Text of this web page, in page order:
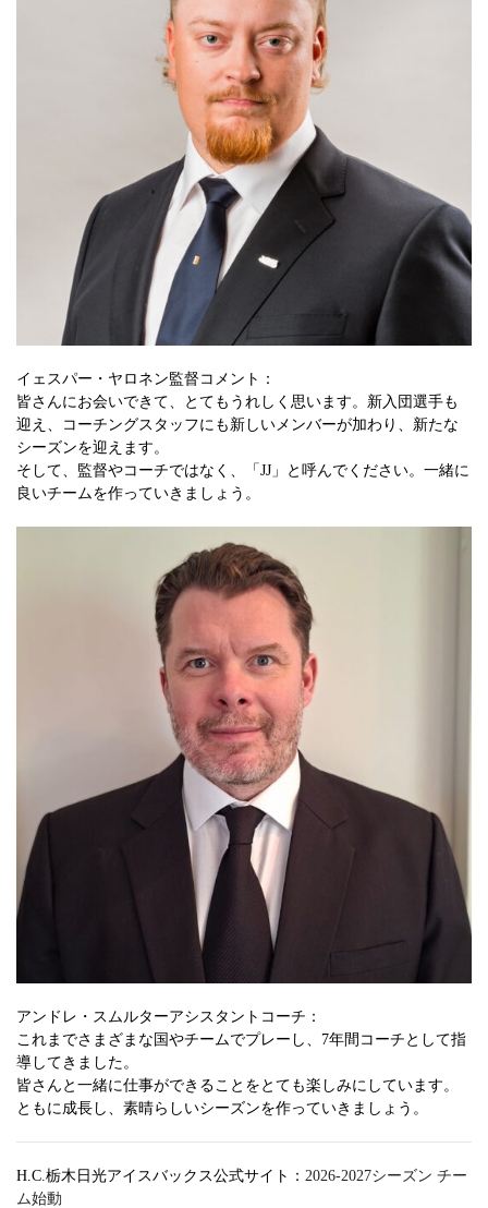
イェスパー・ヤロネン監督コメント：
皆さんにお会いできて、とてもうれしく思います。新入団選手も
迎え、コーチングスタッフにも新しいメンバーが加わり、新たな
シーズンを迎えます。
そして、監督やコーチではなく、「JJ」と呼んでください。一緒に
良いチームを作っていきましょう。
アンドレ・スムルターアシスタントコーチ：
これまでさまざまな国やチームでプレーし、7年間コーチとして指
導してきました。
皆さんと一緒に仕事ができることをとても楽しみにしています。
ともに成長し、素晴らしいシーズンを作っていきましょう。
H.C.栃木日光アイスバックス公式サイト： 2026-2027シーズン チー
ム始動